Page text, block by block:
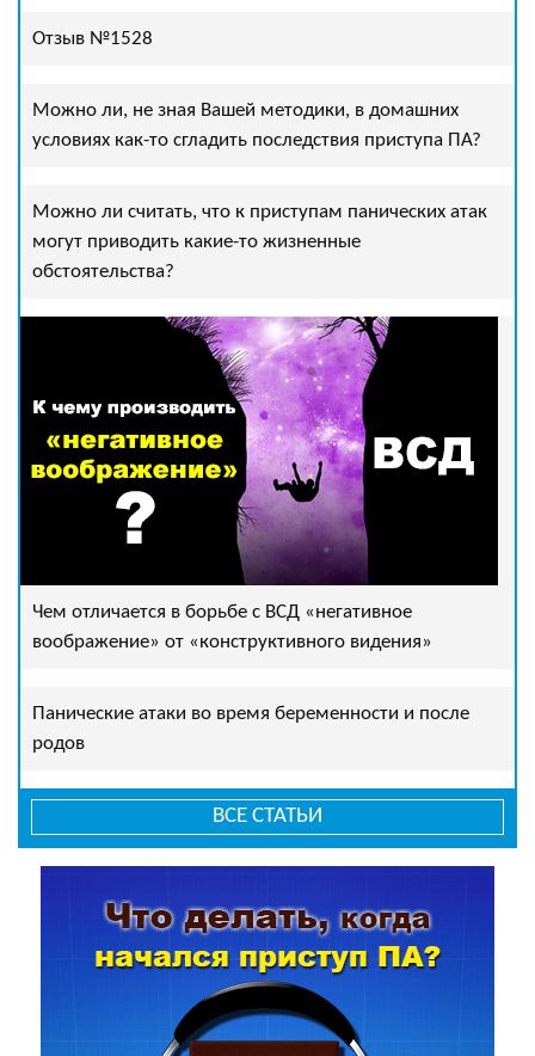
Отзыв №1528
Можно ли, не зная Вашей методики, в домашних
условиях как-то сгладить последствия приступа ПА?
Можно ли считать, что к приступам панических атак
могут приводить какие-то жизненные
обстоятельства?
Чем отличается в борьбе с ВСД «негативное
воображение» от «конструктивного видения»
Панические атаки во время беременности и после
родов
ВСЕ СТАТЬИ